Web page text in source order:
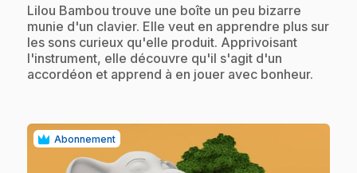
.Lilou Bambou trouve une boîte un peu bizarre
munie d'un clavier. Elle veut en apprendre plus sur
les sons curieux qu'elle produit. Apprivoisant
l'instrument, elle découvre qu'il s'agit d'un
accordéon et apprend à en jouer avec bonheur.
Abonnement